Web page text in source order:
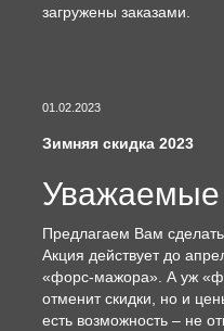
загружены заказами.
01.02.2023
Зимняя скидка 2023
Уважаемые
Предлагаем Вам сделать
Акция действует до
«форс-мажора». А уж
отменит скидки, но и
есть возможность – не